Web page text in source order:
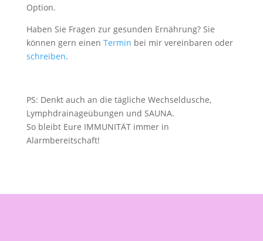
Option.
Haben Sie Fragen zur gesunden Ernährung? Sie
können gern einen Termin bei mir vereinbaren oder
schreiben.
PS: Denkt auch an die tägliche Wechseldusche,
Lymphdrainageübungen und SAUNA.
So bleibt Eure IMMUNITÄT immer in
Alarmbereitschaft!